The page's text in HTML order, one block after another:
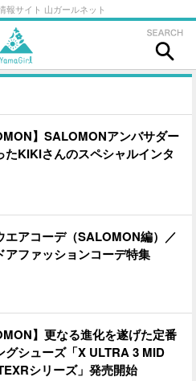
報サイト 山ガールネット
】SALOMONアンバサダー
たKIKIさんのスペシャルインタ
エアコーデ（SALOMON編）／
アファッションコーデ特集
】更なる進化を遂げた定番
グシューズ「X ULTRA 3 MID
シリーズ」発売開始